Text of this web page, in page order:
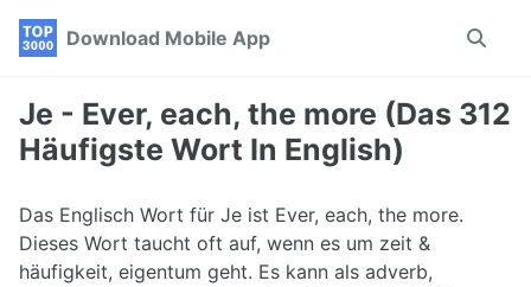
Skip
navigation
Skip
Skip
Download Mobile App
Toggle
Je - Ever, each, the more (Das 312
Häufigste Wort In English)
Das Englisch Wort für Je ist Ever, each, the more.
Dieses Wort taucht oft auf, wenn es um zeit &
häufigkeit, eigentum geht. Es kann als adverb,